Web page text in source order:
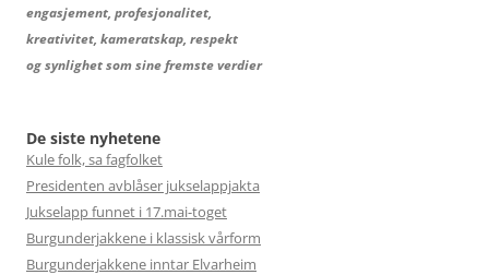
engasjement, profesjonalitet,
kreativitet, kameratskap, respekt
og synlighet som sine fremste verdier
De siste nyhetene
Kule folk, sa fagfolket
Presidenten avblåser jukselappjakta
Jukselapp funnet i 17.mai-toget
Burgunderjakkene i klassisk vårform
Burgunderjakkene inntar Elvarheim